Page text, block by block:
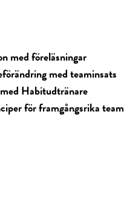
med föreläsningar
med teaminsats
Habitudtränare
för framgångsrika team